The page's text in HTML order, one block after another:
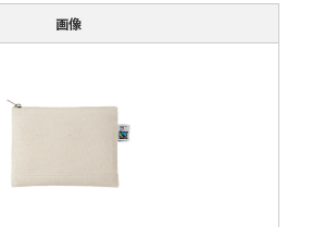
画像